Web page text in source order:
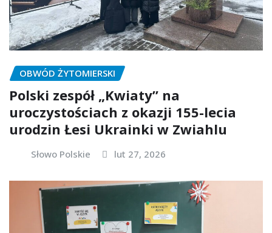
OBWÓD ŻYTOMIERSKI
Polski zespół „Kwiaty” na
uroczystościach z okazji 155-lecia
urodzin Łesi Ukrainki w Zwiahlu
Słowo Polskie lut 27, 2026